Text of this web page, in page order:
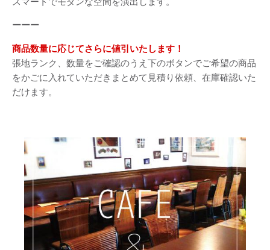
ーーー
商品数量に応じてさらに値引いたします！
張地ランク、数量をご確認のうえ下のボタンでご希望の商品
をかごに入れていただきまとめて見積り依頼、在庫確認いた
だけます。